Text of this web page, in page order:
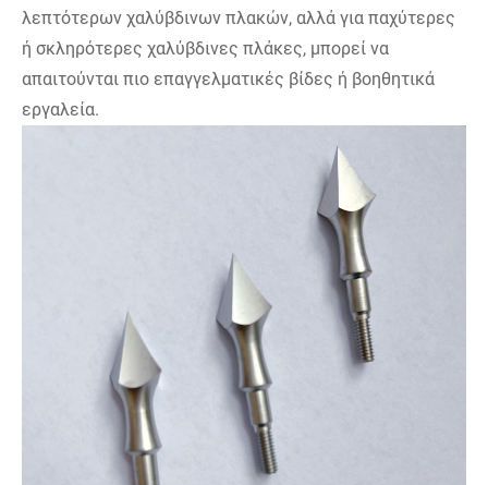
λεπτότερων χαλύβδινων πλακών, αλλά για παχύτερες
ή σκληρότερες χαλύβδινες πλάκες, μπορεί να
απαιτούνται πιο επαγγελματικές βίδες ή βοηθητικά
εργαλεία.